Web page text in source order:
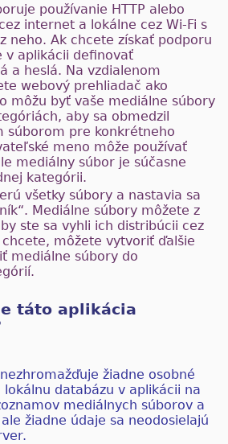
používanie HTTP alebo
internet a lokálne cez Wi-Fi s
neho. Ak chcete získať podporu
v aplikácii definovať
a heslá. Na vzdialenom
webový prehliadač ako
môžu byť vaše mediálne súbory
aby sa obmedzil
súborom pre konkrétneho
meno môže používať
mediálny súbor je súčasne
kategórii.
všetky súbory a nastavia sa
Mediálne súbory môžete z
ste sa vyhli ich distribúcii cez
chcete, môžete vytvoriť ďalšie
mediálne súbory do
táto aplikácia
žiadne osobné
lokálnu databázu v aplikácii na
mediálnych súborov a
žiadne údaje sa neodosielajú